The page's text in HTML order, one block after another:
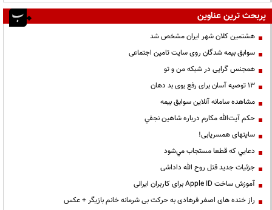
پربحث ترین عناوین
هشتمین کلان شهر ایران مشخص شد
سوابق بیمه شدگان روی سایت تامین اجتماعی
همجنس گرایی در شبکه من و تو
13 توصیه آسان برای رفع بوی بد دهان
مشاهده سامانه آنلاين سوابق بیمه
حكم آيت‌الله مكارم درباره شاهين نجفي
سایتهای همسریابی!
دعايي كه قطعا مستجاب مي‌شود
جزئیات جدید قتل روح الله داداشی
آموزش ساخت Apple ID برای کاربران ایرانی
راز خنده های اصغر فرهادی به حرکت بی شرمانه خانم بازیگر + عکس